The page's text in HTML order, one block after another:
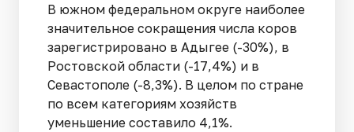
В южном федеральном округе наиболее
значительное сокращения числа коров
зарегистрировано в Адыгее (-30%), в
Ростовской области (-17,4%) и в
Севастополе (-8,3%). В целом по стране
по всем категориям хозяйств
уменьшение составило 4,1%.